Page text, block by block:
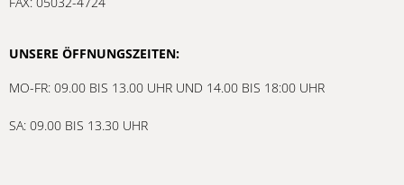
UNSERE ÖFFNUNGSZEITEN:
MO-FR: 09.00 BIS 13.00 UHR UND 14.00 BIS 18:00 UHR
SA: 09.00 BIS 13.30 UHR